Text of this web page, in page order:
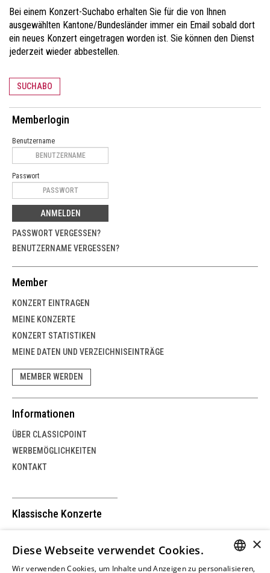
Bei einem Konzert-Suchabo erhalten Sie für die von Ihnen
ausgewählten Kantone/Bundesländer immer ein Email sobald dort
ein neues Konzert eingetragen worden ist. Sie können den Dienst
jederzeit wieder abbestellen.
SUCHABO
Memberlogin
Benutzername
Passwort
ANMELDEN
PASSWORT VERGESSEN?
BENUTZERNAME VERGESSEN?
Member
KONZERT EINTRAGEN
MEINE KONZERTE
KONZERT STATISTIKEN
MEINE DATEN UND VERZEICHNISEINTRÄGE
MEMBER WERDEN
Informationen
ÜBER CLASSICPOINT
WERBEMÖGLICHKEITEN
KONTAKT
Klassische Konzerte
DEUTSCHLAND
ÖSTERREICH
×
Diese Webseite verwendet Cookies.
Wir verwenden Cookies, um Inhalte und Anzeigen zu personalisieren,